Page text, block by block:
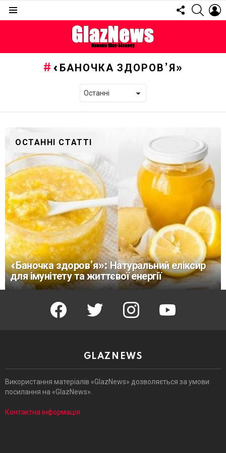
FOLLOW
US
«БАНОЧКА ЗДОРОВ’Я»
ОСТАННІ СТАТТІ
«Баночка здоров’я»: Натуральний еліксир
для імунітету та життєвої енергії
facebook twitter instagram youtube
GLAZNEWS
Використання матеріалів «GlazNews» дозволяється за умови
посилання на «GlazNews».
Контактна інформація